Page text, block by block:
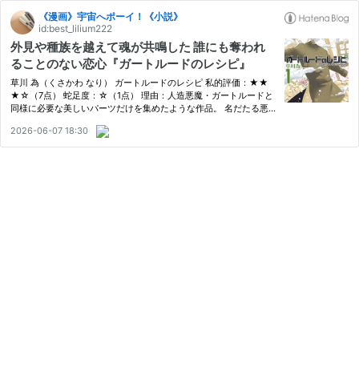
《漫画》宇宙へポーイ！《小説》
id:best_lilium222
外見や種族を越えて魂が共鳴した 誰にも奪われ
ることのない恋心『ガートルードのレシピ』
草川 為（くさかわ なり） ガートルードのレシピ 私的評価：★★
★☆（7点） 蛇足度：☆（1点） 理由：人造悪魔・ガートルードと
同様に必要な美しいパーツだけを集めたような作品。 名だたる悪
法を記した「ガートルードのレシピ」を巡り争いは絶えない…。女
子高生…
2026-06-07 18:30